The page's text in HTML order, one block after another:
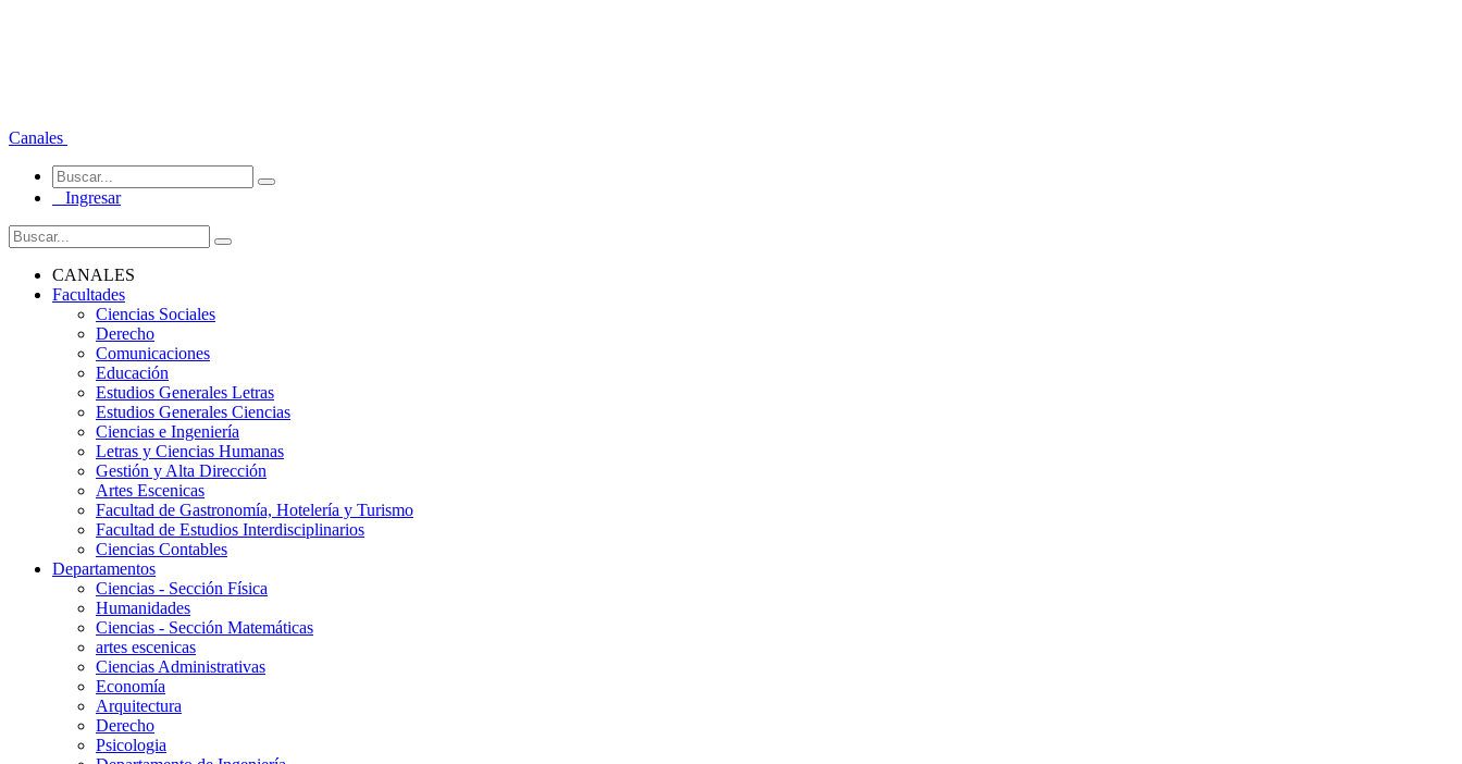
Canales
Ingresar
CANALES
Facultades
Ciencias Sociales
Derecho
Comunicaciones
Educación
Estudios Generales Letras
Estudios Generales Ciencias
Ciencias e Ingeniería
Letras y Ciencias Humanas
Gestión y Alta Dirección
Artes Escenicas
Facultad de Gastronomía, Hotelería y Turismo
Facultad de Estudios Interdisciplinarios
Ciencias Contables
Departamentos
Ciencias - Sección Física
Humanidades
Ciencias - Sección Matemáticas
artes escenicas
Ciencias Administrativas
Economía
Arquitectura
Derecho
Psicologia